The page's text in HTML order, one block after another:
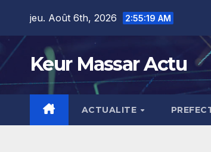
content
jeu. Août 6th, 2026 2:55:20 AM
Keur Massar Actu
ACTUALITE